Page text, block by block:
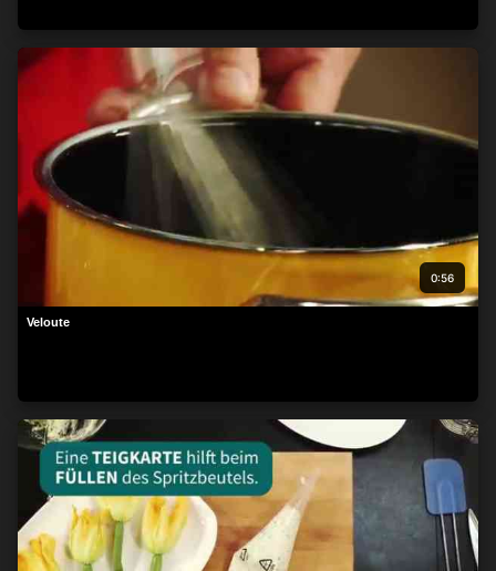
personenbezogenen Daten ohne Ihre Einwilligung stattfinden
kann, obwohl Sie das Recht haben, einer solchen Verarbeitung
zu widersprechen. Ihre Einstellungen gelten lediglich für diese
Website. Sie können Ihre Einstellungen jederzeit ändern oder
Ihre Einwilligung widerrufen, indem Sie zu dieser Website
zurückkehren und unten auf der Webseite auf die Schaltfläche
"Datenschutz" klicken.
0:56
Veloute